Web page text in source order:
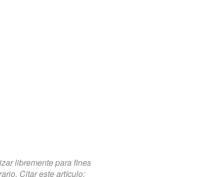
libremente para fines
Citar este artículo: